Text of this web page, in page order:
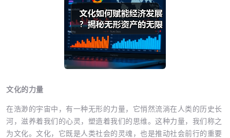
文化的力量
在浩渺的宇宙中，有一种无形的力量，它悄然流淌在人类的历史长
河，滋养着我们的心灵，塑造着我们的思维。这种力量，我们称之
为文化。文化，它既是人类社会的灵魂，也是推动社会前行的重要